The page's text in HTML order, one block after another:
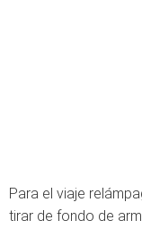
Para el viaje
tirar de fondo de